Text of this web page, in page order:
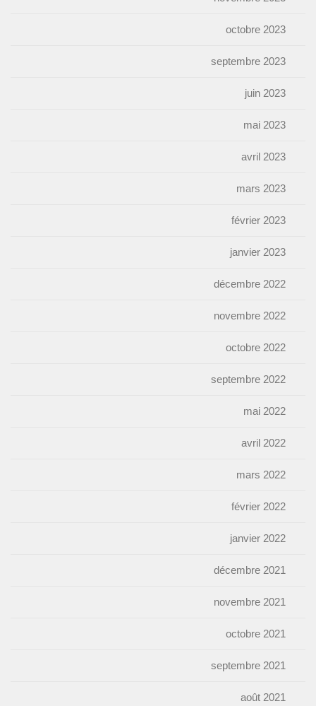
octobre 2023
septembre 2023
juin 2023
mai 2023
avril 2023
mars 2023
février 2023
janvier 2023
décembre 2022
novembre 2022
octobre 2022
septembre 2022
mai 2022
avril 2022
mars 2022
février 2022
janvier 2022
décembre 2021
novembre 2021
octobre 2021
septembre 2021
août 2021